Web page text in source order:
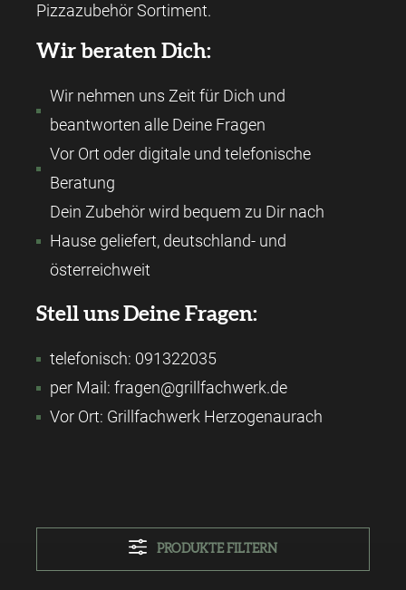
Pizzazubehör Sortiment.
Wir beraten Dich:
Wir nehmen uns Zeit für Dich und
beantworten alle Deine Fragen
Vor Ort oder digitale und telefonische
Beratung
Dein Zubehör wird bequem zu Dir nach
Hause geliefert, deutschland- und
österreichweit
Stell uns Deine Fragen:
telefonisch: 091322035
per Mail: fragen@grillfachwerk.de
Vor Ort: Grillfachwerk Herzogenaurach
PRODUKTE FILTERN